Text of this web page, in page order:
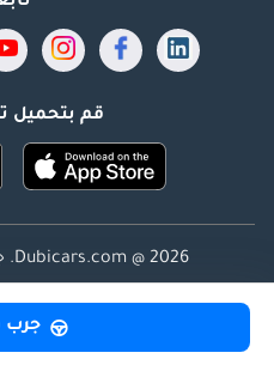
جرب
قم بتحميل
Dubicars.com @ 2026. جميع الحقوق محفوظة.
العنوان: 2114 ، برج شذى ، المدينة الإعلامية ، دبي ، الإمارات